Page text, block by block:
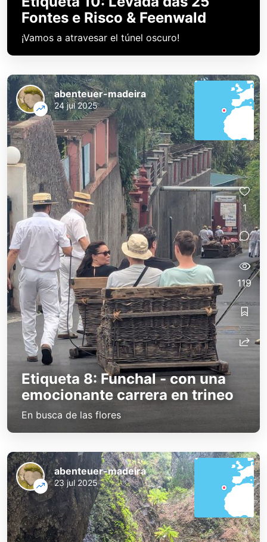
Fontes e Risco & Feenwald
¡Vamos a atravesar el túnel oscuro!
Etiqueta 8: Funchal - con una
emocionante carrera en trineo
En busca de las flores
abenteuer-madeira
24 jul 2025
1
119
abenteuer-madeira
23 jul 2025